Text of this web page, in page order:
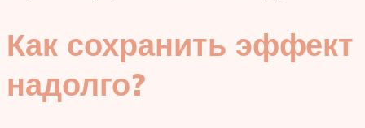
Как сохранить эффект
надолго?